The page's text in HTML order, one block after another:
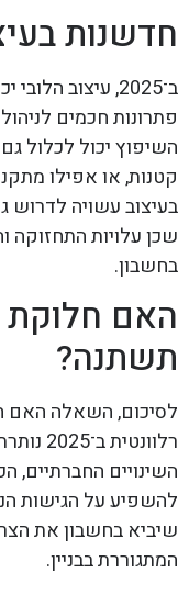
חדשנות
ב־2025, עיצוב
פתרונות חכמים
השיפוץ יכול לכלול גם
קטנות, או אפילו
בעיצוב עשויה לדרוש
שכן עלויות התחזוקה
בחשבון.
האם חלוקת
תשתנה?
לסיכום, השאלה האם
השינויים החברתיים,
להשפיע על הגישות
שיביא בחשבון את
המתגוררת בבניין.